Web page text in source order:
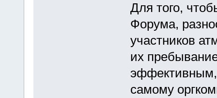
Для того,
Форума,
участников
их
эффективным,
самому